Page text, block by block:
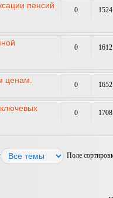
пенсий
0 1524
0 1612
ценам. 0 1652
ключевых
0 1708
Поле